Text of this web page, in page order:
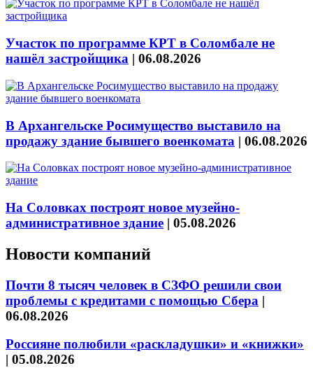
Участок по программе КРТ в Соломбале не
нашёл застройщика | 06.08.2026
В Архангельске Росимущество выставило на
продажу здание бывшего военкомата | 06.08.2026
На Соловках построят новое музейно-
административное здание | 05.08.2026
Новости компаний
Почти 8 тысяч человек в СЗФО решили свои
проблемы с кредитами с помощью Сбера |
06.08.2026
Россияне полюбили «раскладушки» и «книжки»
| 05.08.2026